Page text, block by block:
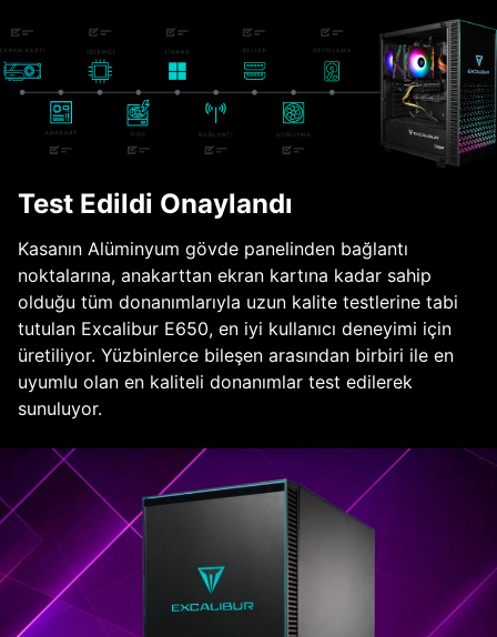
Test Edildi Onaylandı
Kasanın Alüminyum gövde panelinden bağlantı
noktalarına, anakarttan ekran kartına kadar sahip
olduğu tüm donanımlarıyla uzun kalite testlerine tabi
tutulan Excalibur E650, en iyi kullanıcı deneyimi için
üretiliyor. Yüzbinlerce bileşen arasından birbiri ile en
uyumlu olan en kaliteli donanımlar test edilerek
sunuluyor.